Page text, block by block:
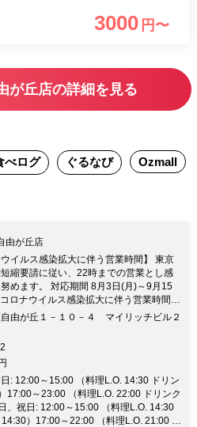
リンクが付いているから、最後ま
3000 円〜
が丘店の詳細を見る
べログ ぐるなび Ozmall
由が丘店
ウイルス感染拡大に伴う営業時間】 東京
縮要請に従い、22時までの営業とし感
めます。 対応期間 8月3日(月)～9月15
ロナウイルス感染拡大に伴う営業時間】
間短縮要請に従い、22時までの営業と
に努めます。 対応期間 8月3日(月)～9月
上ある方のご入店はお断りします） 2.
手指の殺菌をお願いします 3. ドアノ
面台・トイレ・レジ等は30分に1回、テ
は都度消毒 4. スタッフマスク着用、手
を15分に1回実施 5．入店、店内移動の
着用（ハンカチ使用）をお願いします ご
由が丘１－１０－４ マイリッチビル２
: 12:00～15:00 （料理L.O. 14:30 ドリン
17:00～23:00 （料理L.O. 22:00 ドリンク
、祝日: 12:00～15:00 （料理L.O. 14:30
14:30）17:00～22:00 （料理L.O. 21:00 ド